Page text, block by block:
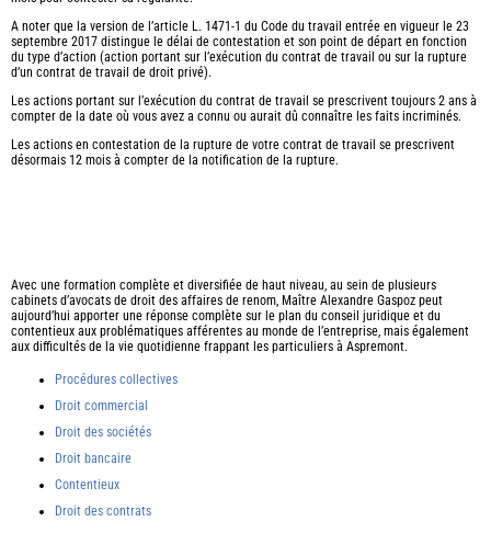
A noter que la version de l’article L. 1471-1 du Code du travail entrée en vigueur le 23
septembre 2017 distingue le délai de contestation et son point de départ en fonction
du type d’action (action portant sur l’exécution du contrat de travail ou sur la rupture
d’un contrat de travail de droit privé).
Les actions portant sur l’exécution du contrat de travail se prescrivent toujours 2 ans à
compter de la date où vous avez a connu ou aurait dû connaître les faits incriminés.
Les actions en contestation de la rupture de votre contrat de travail se prescrivent
désormais 12 mois à compter de la notification de la rupture.
Avec une formation complète et diversifiée de haut niveau, au sein de plusieurs
cabinets d’avocats de droit des affaires de renom, Maître Alexandre Gaspoz peut
aujourd’hui apporter une réponse complète sur le plan du conseil juridique et du
contentieux aux problématiques afférentes au monde de l’entreprise, mais également
aux difficultés de la vie quotidienne frappant les particuliers à Aspremont.
Procédures collectives
Droit commercial
Droit des sociétés
Droit bancaire
Contentieux
Droit des contrats